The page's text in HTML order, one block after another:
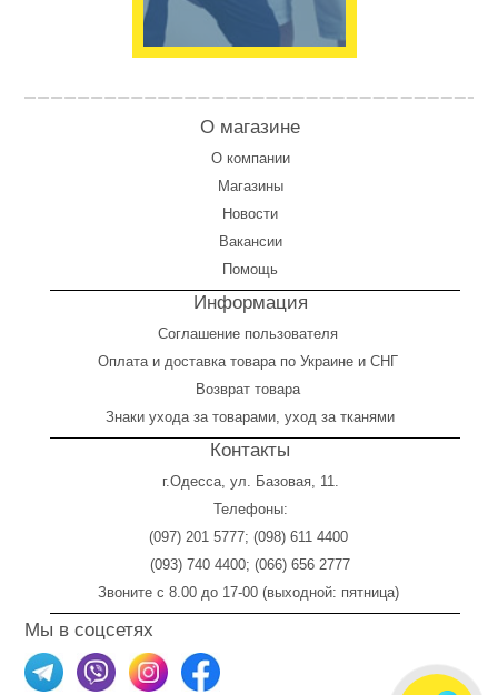
О магазине
О компании
Магазины
Новости
Вакансии
Помощь
Информация
Соглашение пользователя
Оплата и доставка товара по Украине и СНГ
Возврат товара
Знаки ухода за товарами, уход за тканями
Контакты
г.Одесса, ул. Базовая, 11.
Телефоны:
(097) 201 5777; (098) 611 4400
(093) 740 4400; (066) 656 2777
Звоните с 8.00 до 17-00 (выходной: пятница)
Мы в соцсетях